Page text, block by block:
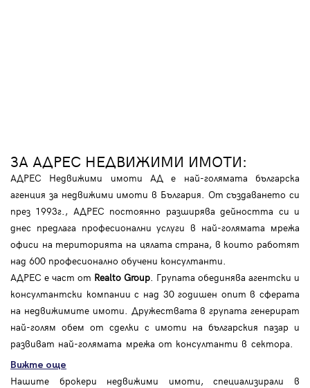
ЗА АДРЕС НЕДВИЖИМИ ИМОТИ:
АДРЕС Недвижими имоти АД е най-голямата българска
агенция за недвижими имоти в България. От създаването си
през 1993г., АДРЕС постоянно разширява дейността си и
днес предлага професионални услуги в най-голямата мрежа
офиси на територията на цялата страна, в които работят
над 600 професионално обучени консултанти.
АДРЕС е част от Realto Group . Групата обединява агентски и
консултантски компании с над 30 годишен опит в сферата
на недвижимите имоти. Дружествата в групата генерират
най-голям обем от сделки с имоти на българския пазар и
развиват най-голямата мрежа от консултанти в сектора.
Вижте още
Нашите брокери недвижими имоти, специализирали в